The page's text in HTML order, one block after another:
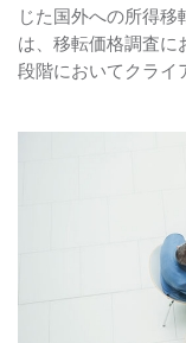
じた国外への所得
は、移転価格調査に
段階においてクライ